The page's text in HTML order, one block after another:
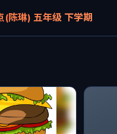
(陈琳) 五年级 下学期